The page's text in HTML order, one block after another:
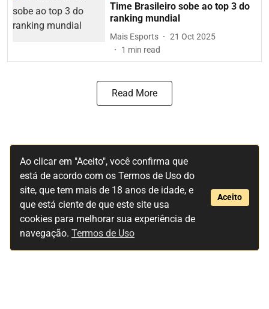
Ao clicar em "Aceito", você confirma que
está de acordo com os Termos de Uso do
site, que tem mais de 18 anos de idade, e
que está ciente de que este site usa
cookies para melhorar sua experiência de
navegação. Termos de Uso
Aceito
Time Brasileiro sobe ao top 3 do
ranking mundial
Mais Esports
21 Oct 2025
1 min read
Read More